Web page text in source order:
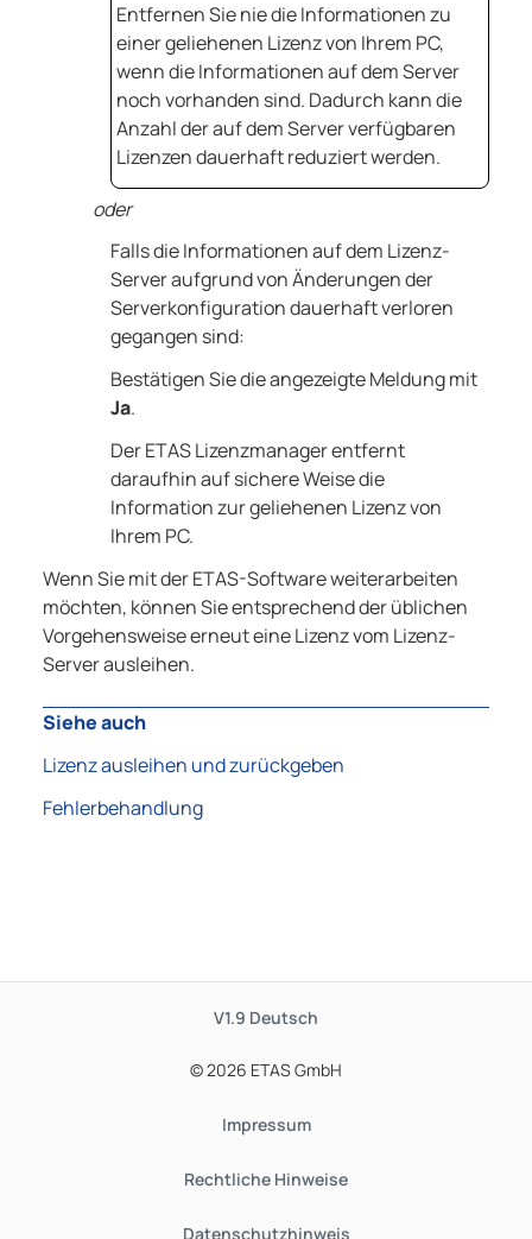
Entfernen Sie nie die Informationen zu
einer geliehenen Lizenz von Ihrem PC,
wenn die Informationen auf dem Server
noch vorhanden sind. Dadurch kann die
Anzahl der auf dem Server verfügbaren
Lizenzen dauerhaft reduziert werden.
oder
Falls die Informationen auf dem Lizenz-
Server aufgrund von Änderungen der
Serverkonfiguration dauerhaft verloren
gegangen sind:
Bestätigen Sie die angezeigte Meldung mit
Ja.
Der ETAS Lizenzmanager entfernt
daraufhin auf sichere Weise die
Information zur geliehenen Lizenz von
Ihrem PC.
Wenn Sie mit der ETAS-Software weiterarbeiten
möchten, können Sie entsprechend der üblichen
Vorgehensweise erneut eine Lizenz vom Lizenz-
Server ausleihen.
Siehe auch
Lizenz ausleihen und zurückgeben
Fehlerbehandlung
V1.9 Deutsch
© 2026 ETAS GmbH
Impressum
Rechtliche Hinweise
Datenschutzhinweis